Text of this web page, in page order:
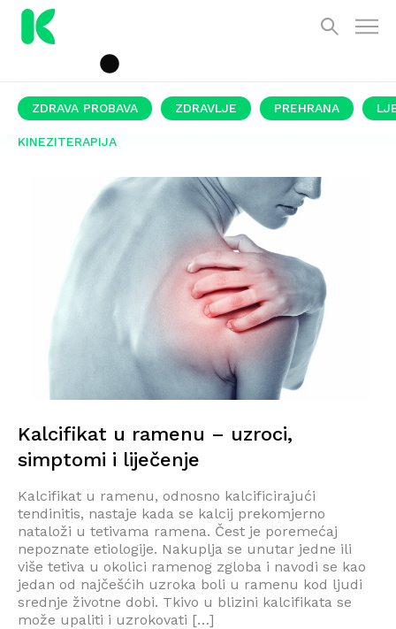
ZDRAVA PROBAVA ZDRAVLJE PREHRANA
KINEZITERAPIJA
Kalcifikat u ramenu – uzroci,
simptomi i liječenje
Kalcifikat u ramenu, odnosno kalcificirajući
tendinitis, nastaje kada se kalcij prekomjerno
nataloži u tetivama ramena. Čest je poremećaj
nepoznate etiologije. Nakuplja se unutar jedne ili
više tetiva u okolici ramenog zgloba i navodi se kao
jedan od najčešćih uzroka boli u ramenu kod ljudi
srednje životne dobi. Tkivo u blizini kalcifikata se
može upaliti i uzrokovati […]